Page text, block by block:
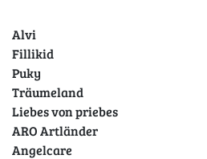
Alvi
Fillikid
Puky
Träumeland
Liebes von priebes
ARO Artländer
Angelcare